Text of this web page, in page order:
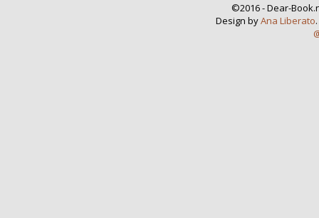
©2016 - Dear-
Design byAna Liberato